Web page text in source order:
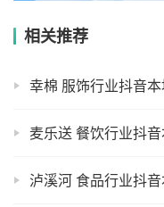
相关推荐
幸棉 服饰行业抖音
麦乐送 餐饮行业抖
泸溪河 食品行业抖